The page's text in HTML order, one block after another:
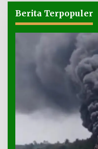
Berita Terpopuler